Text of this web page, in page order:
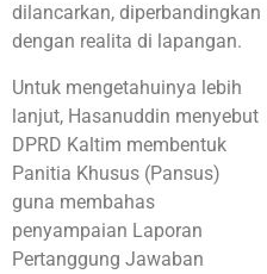
dilancarkan, diperbandingkan
dengan realita di lapangan.
Untuk mengetahuinya lebih
lanjut, Hasanuddin menyebut
DPRD Kaltim membentuk
Panitia Khusus (Pansus)
guna membahas
penyampaian Laporan
Pertanggung Jawaban